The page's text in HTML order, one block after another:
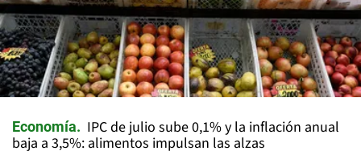
Economía
IPC de julio sube 0,1% y la inflación anual
baja a 3,5%: alimentos impulsan las alzas